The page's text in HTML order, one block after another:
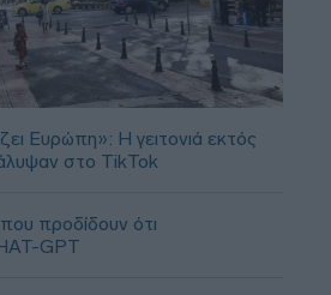
Ευρώπη»: H γειτονιά εκτός
στο TikTok
προδίδουν ότι
GPT